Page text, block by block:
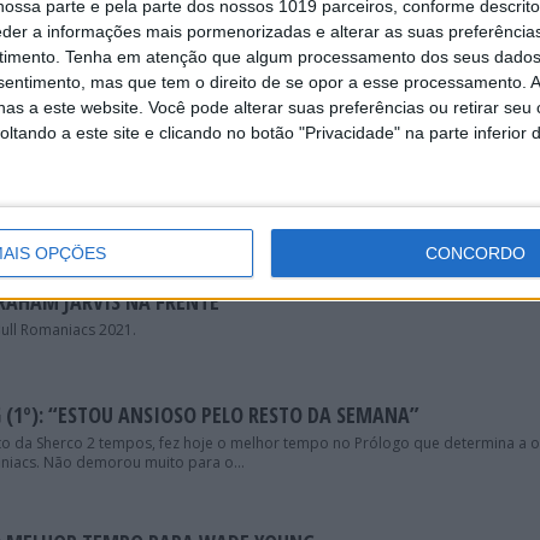
parte e pela parte dos nossos 1019 parceiros, conforme
a informações mais pormenorizadas e alterar as suas
Tenha em atenção que algum processamento dos seus
mas que tem o direito de se opor a esse processamento.
a este website. Você pode alterar suas preferências ou retirar seu
a este site e clicando no botão "Privacidade" na parte inferior
OPÇÕES CONCORDO
BILLY BOLT O MAIS RÁPIDO
de Hard Enduro começou este sábado com a realização do prólogo do
TRICK” DE MANUEL LETTENBICHLER!
vitória consecutiva no Red Bull Romaniacs!
JARVIS NA FRENTE
Romaniacs 2021.
“ESTOU ANSIOSO PELO RESTO DA SEMANA”
da Sherco 2 tempos, fez hoje o melhor tempo no Prólogo que determina a
Não demorou muito para o...